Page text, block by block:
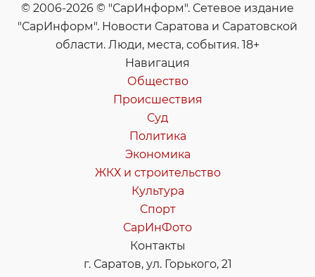
© 2006-2026 © "СарИнформ". Сетевое издание
"СарИнформ". Новости Саратова и Саратовской
области. Люди, места, события. 18+
Навигация
Общество
Происшествия
Суд
Политика
Экономика
ЖКХ и строительство
Культура
Спорт
СарИнФото
Контакты
г. Саратов, ул. Горького, 21